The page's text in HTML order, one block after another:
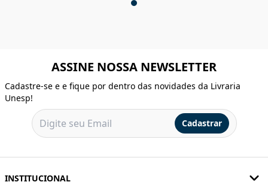
ASSINE NOSSA NEWSLETTER
Cadastre-se e e fique por dentro das novidades da Livraria
Unesp!
Cadastrar
INSTITUCIONAL